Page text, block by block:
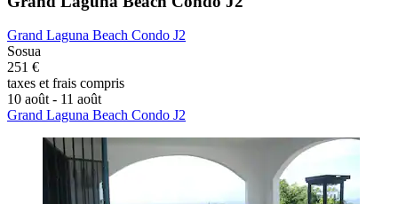
Grand Laguna Beach Condo J2
Sosua
251 €
taxes et frais compris
10 août - 11 août
Grand Laguna Beach Condo J2